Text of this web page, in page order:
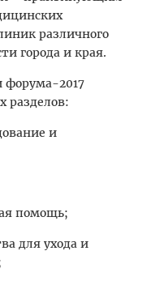
различного
города и края.
форума-2017
разделов:
и
помощь;
для ухода и